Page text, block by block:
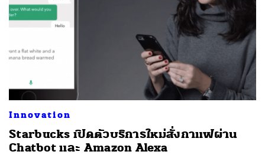
Innovation
Starbucks เปิดตัวบริการใหม่สั่งกาแฟผ่าน
Chatbot และ Amazon Alexa